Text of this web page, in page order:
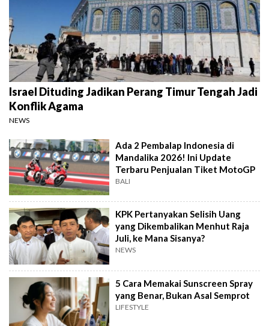
Israel Dituding Jadikan Perang Timur Tengah Jadi
Konflik Agama
NEWS
Ada 2 Pembalap Indonesia di
Mandalika 2026! Ini Update
Terbaru Penjualan Tiket MotoGP
BALI
KPK Pertanyakan Selisih Uang
yang Dikembalikan Menhut Raja
Juli, ke Mana Sisanya?
NEWS
5 Cara Memakai Sunscreen Spray
yang Benar, Bukan Asal Semprot
LIFESTYLE